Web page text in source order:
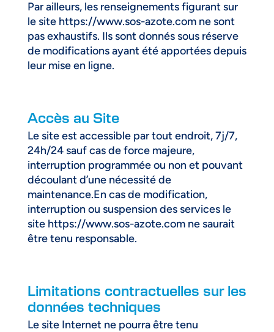
Par ailleurs, les renseignements figurant sur
le site https://www.sos-azote.com ne sont
pas exhaustifs. Ils sont donnés sous réserve
de modifications ayant été apportées depuis
leur mise en ligne.
Accès au Site
Le site est accessible par tout endroit, 7j/7,
24h/24 sauf cas de force majeure,
interruption programmée ou non et pouvant
découlant d’une nécessité de
maintenance.En cas de modification,
interruption ou suspension des services le
site https://www.sos-azote.com ne saurait
être tenu responsable.
Limitations contractuelles sur les
données techniques
Le site Internet ne pourra être tenu